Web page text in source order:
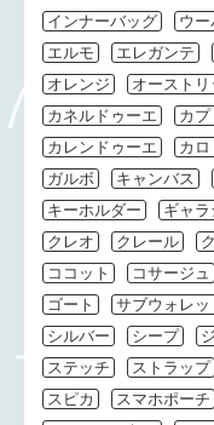
インナーバッグ
ウー
エルモ
エレガンテ
オレンジ
オーストリ
カネルドゥーエ
カプ
カレンドゥーエ
カロ
ガルボ
キャンバス
キーホルダー
ギャラ
クレオ
クレール
ココット
コサージュ
ゴート
サブウォレッ
シルバー
シープ
ステッチ
ストラップ
スピカ
スマホポーチ